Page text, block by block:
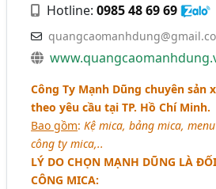
Hotline:0985 48 69 69
Công Ty Mạnh Dũng chuyên sản
theo yêu cầu tại TP. Hồ Chí Minh.
Bao gồm:Kệ mica, bảng mica,
công ty mica,..
LÝ DO CHỌN MẠNH DŨNG LÀ
CÔNG MICA: